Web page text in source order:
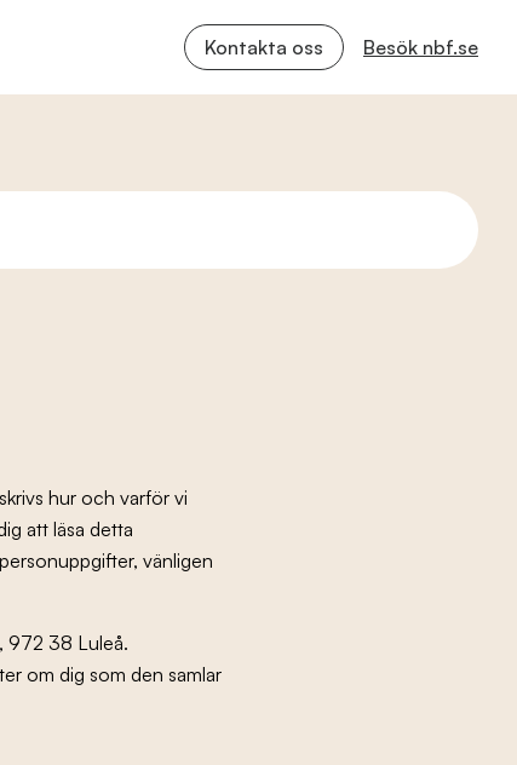
Kontakta oss Besök nbf.se
hur och varför vi
att läsa detta
vänligen
972 38 Luleå.
om dig som den samlar